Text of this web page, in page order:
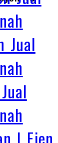
Jual